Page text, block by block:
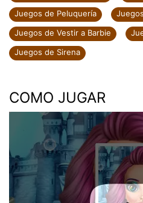
Juegos de Peluquería
Juegos de Vestir a Barbie
Juegos de Sirena
COMO JUGAR